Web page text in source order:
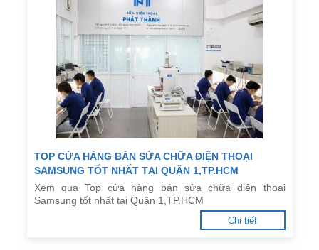
TOP CỬA HÀNG BÁN SỬA CHỮA ĐIỆN THOẠI
SAMSUNG TỐT NHẤT TẠI QUẬN 1,TP.HCM
Xem qua Top cửa hàng bán sửa chữa điện thoại
Samsung tốt nhất tại Quận 1,TP.HCM
Chi tiết